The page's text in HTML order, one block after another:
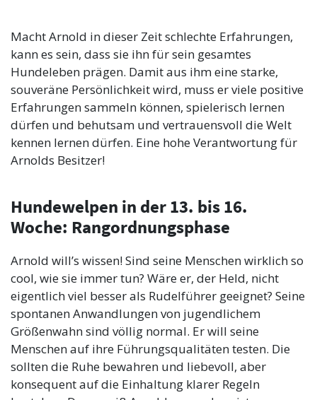
Macht Arnold in dieser Zeit schlechte Erfahrungen,
kann es sein, dass sie ihn für sein gesamtes
Hundeleben prägen. Damit aus ihm eine starke,
souveräne Persönlichkeit wird, muss er viele positive
Erfahrungen sammeln können, spielerisch lernen
dürfen und behutsam und vertrauensvoll die Welt
kennen lernen dürfen. Eine hohe Verantwortung für
Arnolds Besitzer!
Hundewelpen in der 13. bis 16.
Woche: Rangordnungsphase
Arnold will’s wissen! Sind seine Menschen wirklich so
cool, wie sie immer tun? Wäre er, der Held, nicht
eigentlich viel besser als Rudelführer geeignet? Seine
spontanen Anwandlungen von jugendlichem
Größenwahn sind völlig normal. Er will seine
Menschen auf ihre Führungsqualitäten testen. Die
sollten die Ruhe bewahren und liebevoll, aber
konsequent auf die Einhaltung klarer Regeln